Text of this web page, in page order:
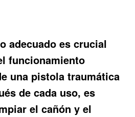
adecuado es crucial
funcionamiento
una pistola traumática
de cada uso, es
el cañón y el